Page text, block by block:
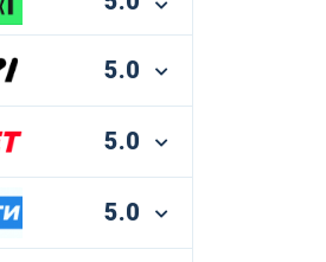
5.0
5.0
5.0